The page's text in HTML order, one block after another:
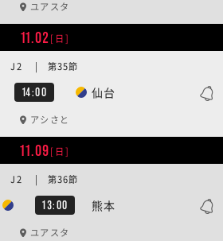
ユアスタ
11.02[日]
14:00 仙台
J2 | 第35節
アシさと
11.09[日]
13:00 熊本
J2 | 第36節
ユアスタ